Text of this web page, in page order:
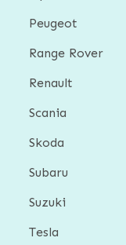
Peugeot
Range Rover
Renault
Scania
Skoda
Subaru
Suzuki
Tesla